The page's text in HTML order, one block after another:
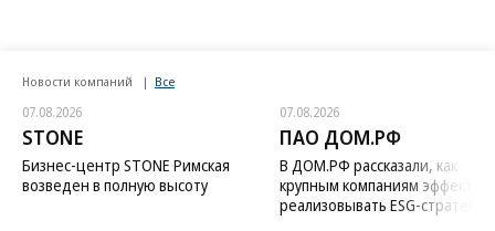
Новости компаний Все
07.08.2026
STONE
Бизнес-центр STONE Римская
возведен в полную высоту
07.08.2026
ПАО ДОМ.РФ
В ДОМ.РФ рассказали, как
крупным компаниям
реализовывать ESG-стратегию